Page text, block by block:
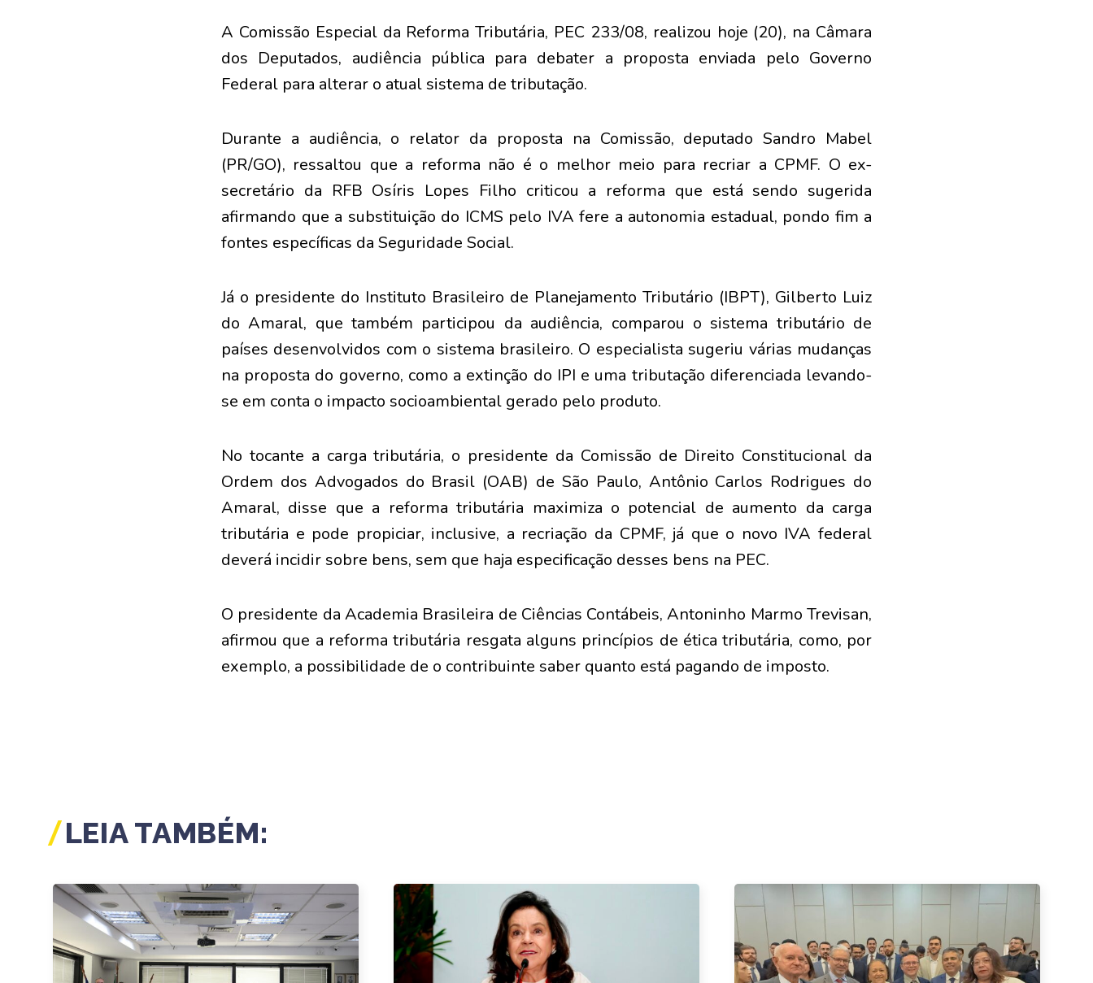
A Comissão Especial da Reforma Tributária, PEC 233/08, realizou hoje (20), na Câmara
dos Deputados, audiência pública para debater a proposta enviada pelo Governo
Federal para alterar o atual sistema de tributação.
Durante a audiência, o relator da proposta na Comissão, deputado Sandro Mabel
(PR/GO), ressaltou que a reforma não é o melhor meio para recriar a CPMF. O ex-
secretário da RFB Osíris Lopes Filho criticou a reforma que está sendo sugerida
afirmando que a substituição do ICMS pelo IVA fere a autonomia estadual, pondo fim a
fontes específicas da Seguridade Social.
Já o presidente do Instituto Brasileiro de Planejamento Tributário (IBPT), Gilberto Luiz
do Amaral, que também participou da audiência, comparou o sistema tributário de
países desenvolvidos com o sistema brasileiro. O especialista sugeriu várias mudanças
na proposta do governo, como a extinção do IPI e uma tributação diferenciada levando-
se em conta o impacto socioambiental gerado pelo produto.
No tocante a carga tributária, o presidente da Comissão de Direito Constitucional da
Ordem dos Advogados do Brasil (OAB) de São Paulo, Antônio Carlos Rodrigues do
Amaral, disse que a reforma tributária maximiza o potencial de aumento da carga
tributária e pode propiciar, inclusive, a recriação da CPMF, já que o novo IVA federal
deverá incidir sobre bens, sem que haja especificação desses bens na PEC.
O presidente da Academia Brasileira de Ciências Contábeis, Antoninho Marmo Trevisan,
afirmou que a reforma tributária resgata alguns princípios de ética tributária, como, por
exemplo, a possibilidade de o contribuinte saber quanto está pagando de imposto.
LEIA TAMBÉM: